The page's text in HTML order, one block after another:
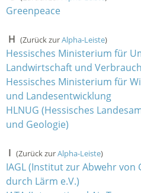
Greenpeace
H (Zurück zurAlpha-Leiste)
Hessisches Ministerium für
Landwirtschaft und
Hessisches Ministerium für
und Landesentwicklung
HLNUG (Hessisches
und Geologie)
I (Zurück zurAlpha-Leiste)
IAGL (Institut zur Abwehr
durch Lärm e.V.)